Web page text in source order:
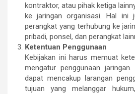
kontraktor, atau pihak ketiga
ke jaringan organisasi. Hal ini
perangkat yang terhubung ke
pribadi, ponsel, dan perangkat
Ketentuan Penggunaan
Kebijakan ini harus memuat
mengatur penggunaan
dapat mencakup larangan
tujuan yang melanggar